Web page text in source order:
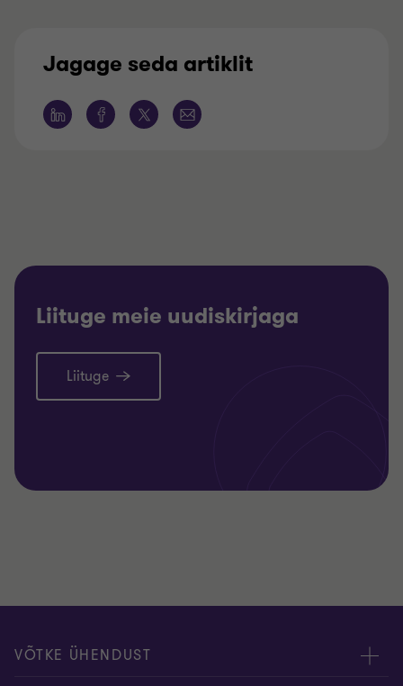
Jagage seda artiklit
Liituge meie uudiskirjaga
Liituge
VÕTKE ÜHENDUST